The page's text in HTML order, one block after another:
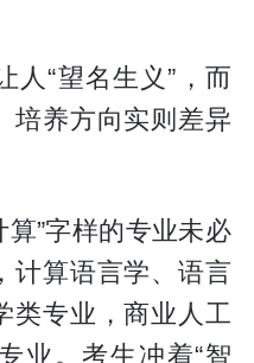
人“望名生义”，而
培养方向实则差异
算”字样的专业未必
计算语言学、语言
类专业，商业人工
业。考生冲着“智